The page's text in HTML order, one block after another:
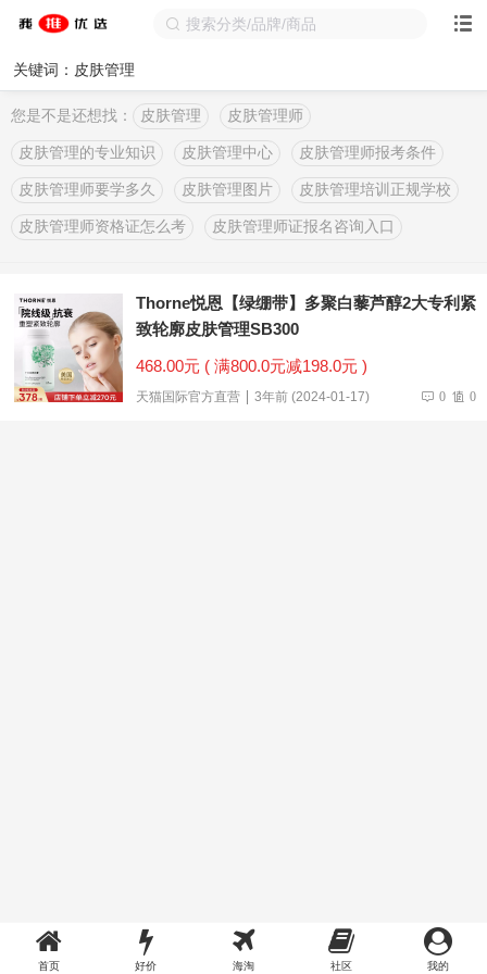
关键词：皮肤管理
您是不是还想找： 皮肤管理 皮肤管理师
皮肤管理的专业知识 皮肤管理中心 皮肤管理师报考条件
皮肤管理师要学多久 皮肤管理图片 皮肤管理培训正规学校
皮肤管理师资格证怎么考 皮肤管理师证报名咨询入口
Thorne悦恩【绿绷带】多聚白藜芦醇2大专利紧
致轮廓皮肤管理SB300
468.00元 ( 满800.0元减198.0元 )
天猫国际官方直营 3年前 (2024-01-17) 0 0
首页 好价 海淘 社区 我的